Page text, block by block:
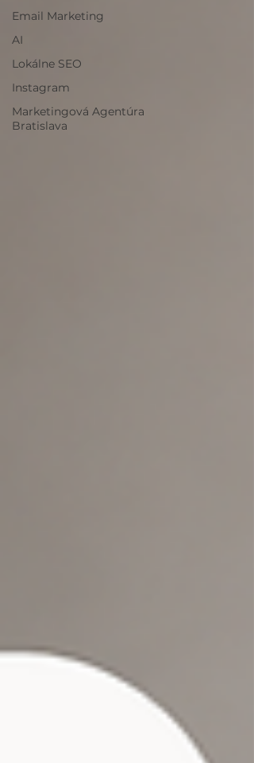
Email Marketing
AI
Lokálne SEO
Instagram
Marketingová Agentúra
Bratislava